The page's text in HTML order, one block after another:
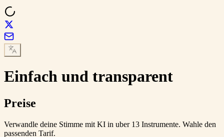
Einfach und transparent
Preise
Verwandle deine Stimme mit KI in uber 13 Instrumente. Wahle den
passenden Tarif.